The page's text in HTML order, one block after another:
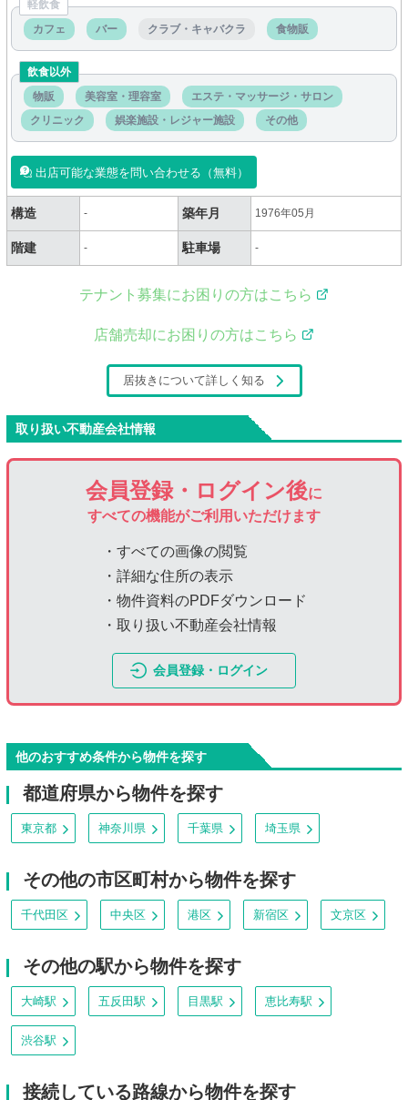
軽飲食
カフェ
バー クラブ・キャバクラ 食物販
飲食以外
物販
美容室・理容室
エステ・マッサージ・サロン
クリニック
娯楽施設・レジャー施設 その他
出店可能な業態を問い合わせる（無料）
構造 - 築年月 1976年05月
階建 - 駐車場 -
テナント募集にお困りの方はこちら
店舗売却にお困りの方はこちら
居抜きについて詳しく知る
取り扱い不動産会社情報
会員登録・ログイン後に
すべての機能がご利用いただけます
・すべての画像の閲覧
・詳細な住所の表示
・物件資料のPDFダウンロード
・取り扱い不動産会社情報
会員登録・ログイン
他のおすすめ条件から物件を探す
都道府県から物件を探す
東京都 神奈川県 千葉県 埼玉県
その他の市区町村から物件を探す
千代田区 中央区 港区 新宿区 文京区
その他の駅から物件を探す
大崎駅 五反田駅 目黒駅 恵比寿駅
渋谷駅
接続している路線から物件を探す